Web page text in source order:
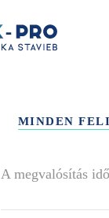
MINDEN
A megvalósítás